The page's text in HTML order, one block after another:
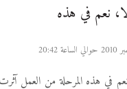
نعم في هذه
في هذه المرحلة من العمل